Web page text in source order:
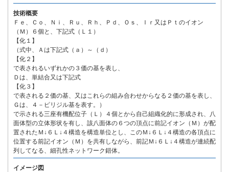
技術概要
Ｆｅ、Ｃｏ、Ｎｉ、Ｒｕ、Ｒｈ、Ｐｄ、Ｏｓ、Ｉｒ又はＰｔのイオン
（Ｍ）６個と、下記式（Ｌ１）
【化１】
（式中、Ａは下記式（ａ）～（ｄ）
【化２】
で表されるいずれかの３価の基を表し、
Ｄは、単結合又は下記式
【化３】
で表される２価の基、又はこれらの組み合わせからなる２価の基を表し、
Ｇは、４－ピリジル基を表す。）
で示される三座有機配位子（Ｌ）４個とから自己組織化的に形成され、八
面体型の立体形状を有し、該八面体の６つの頂点に前記イオン（Ｍ）が配
置されたＭ↓６Ｌ↓４構造を構造単位とし、このＭ↓６Ｌ↓４構造の各頂点に
位置する前記イオン（Ｍ）を共有しながら、前記Ｍ↓６Ｌ↓４構造が連続配
列してなる、細孔性ネットワーク錯体。
イメージ図